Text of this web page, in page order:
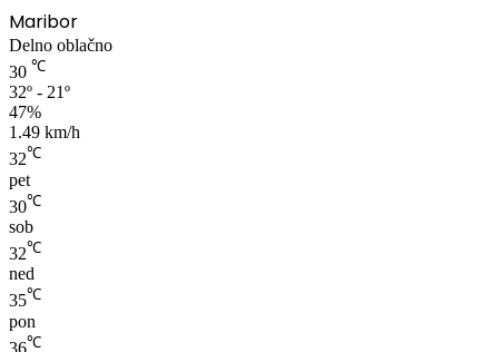
Vreme
Maribor
Delno oblačno
30℃
32º - 21º
47%
1.49 km/h
32℃
pet
30℃
sob
32℃
ned
35℃
pon